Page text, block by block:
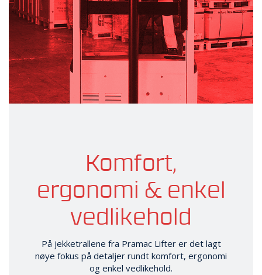
Komfort,
ergonomi & enkel
vedlikehold
På jekketrallene fra Pramac Lifter er det lagt
nøye fokus på detaljer rundt komfort, ergonomi
og enkel vedlikehold.